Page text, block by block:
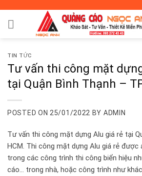
content
TIN TỨC
Tư vấn thi công mặt
tại Quận Bình Thạnh –
POSTED ON 25/01/2022 BY ADMIN
Tư vấn thi công mặt dựng Alu giá rẻ tại
HCM. Thi công mặt dựng Alu giá rẻ được
trong các công trình thi công biển hiệu
cáo… trong nhà, hoặc công trình như